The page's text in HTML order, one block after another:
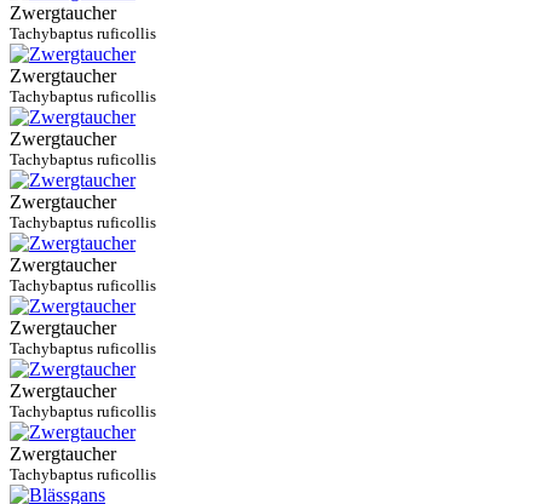
Zwergtaucher
Tachybaptus ruficollis
Zwergtaucher
Tachybaptus ruficollis
Zwergtaucher
Tachybaptus ruficollis
Zwergtaucher
Tachybaptus ruficollis
Zwergtaucher
Tachybaptus ruficollis
Zwergtaucher
Tachybaptus ruficollis
Zwergtaucher
Tachybaptus ruficollis
Zwergtaucher
Tachybaptus ruficollis